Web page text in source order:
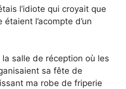
l’idiote qui croyait que
l’acompte d’un
salle de réception où les
sa fête de
ma robe de friperie